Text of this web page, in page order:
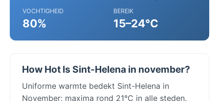
VOCHTIGHEID
80%
BEREIK
15–24°C
How Hot Is Sint-Helena in november?
Uniforme warmte bedekt Sint-Helena in
November: maxima rond 21°C in alle steden.